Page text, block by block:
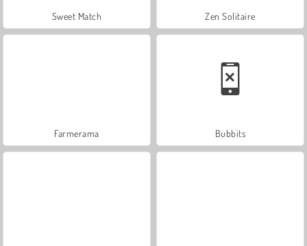
Sweet Match Zen Solitaire
Farmerama Bubbits